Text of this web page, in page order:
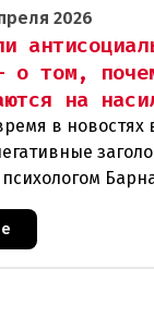
2026
о том,
на
в новостях
в
кризисы